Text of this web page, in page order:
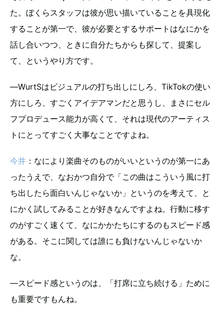
た。ぼくらスタッフは彼が思い描いていることを具現化
することが第一で、彼が必要とするサポートはなにかを
話し合いつつ、ときに自分たちからも探して、提案し
て、というやり方です。
―WurtSはビジュアルの打ち出しにしろ、TikTokの使い
方にしろ、すごくアイデアマンだと思うし、まさにセル
フプロデュース能力が高くて、それは現代のアーティス
トにとってすごく大事なことですよね。
今井 ：なにより楽曲そのものがいいというのが第一にあ
ったうえで、なおかつ自分で「この曲はこういう風に打
ち出したら面白いんじゃないか」というのを考えて、と
にかく試してみることが好きなんですよね。行動に移す
のがすごく速くて、なにかかたちにするのもスピード感
がある。そこに関しては誰にも負けないんじゃないか
な。
―スピード感というのは、「打席に立ち続ける」ために
も重要ですもんね。